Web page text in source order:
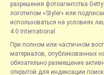
разрешения фотоагентства
логотипом «Styler» или
использоваться на условиях
4.0 International.
При полном или частичном
материалов, опубликованных
обязательно размещение
открытой для индексации